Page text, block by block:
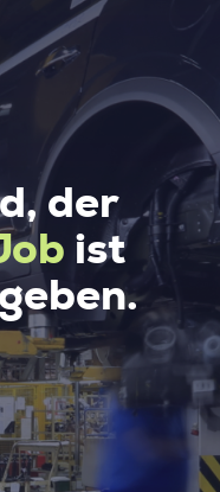
der
ist